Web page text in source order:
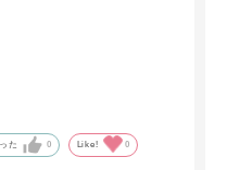
た 0 Like! 0